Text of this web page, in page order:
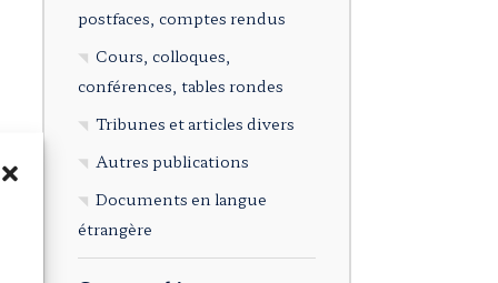
postfaces, comptes rendus
Cours, colloques,
conférences, tables rondes
Tribunes et articles divers
Autres publications
Documents en langue
étrangère